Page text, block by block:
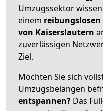
Umzugssektor
einem
von Kaiserslautern
zuverlässigen
Ziel.
Möchten Sie sich
Umzugsbelangen
entspannen? Das